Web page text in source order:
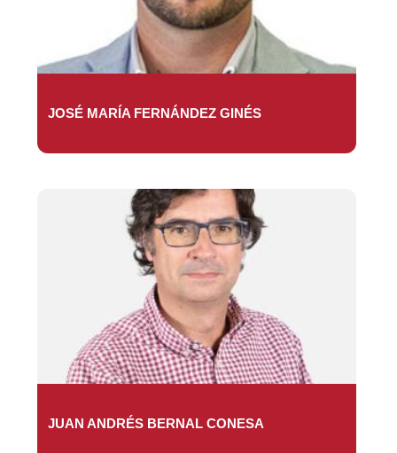
JOSÉ MARÍA FERNÁNDEZ GINÉS
JUAN ANDRÉS BERNAL CONESA